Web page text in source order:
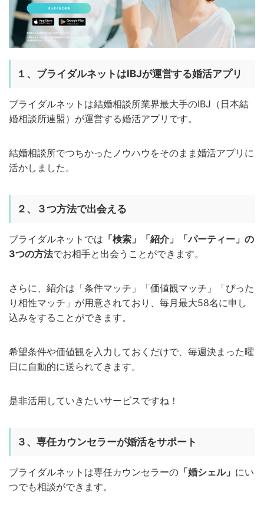
１、ブライダルネットはIBJが運営する婚活アプリ
ブライダルネットは結婚相談所業界最大手のIBJ（日本結
婚相談所連盟）が運営する婚活アプリです。
結婚相談所でつちかったノウハウをそのまま婚活アプリに
活かしました。
２、３つ方法で出会える
ブライダルネットでは 「検索」「紹介」「パーティー」の
3つの方法でお相手と出会うことができます。
さらに、紹介は「条件マッチ」「価値観マッチ」「ぴった
り相性マッチ」が用意されており、毎月最大58名に申し
込みをすることができます。
希望条件や価値観を入力しておくだけで、毎週決まった曜
日に自動的に送られてきます。
是非活用していきたいサービスですね！
３、専任カウンセラーが婚活をサポート
ブライダルネットは専任カウンセラーの 「婚シェル」 にい
つでも相談ができます。